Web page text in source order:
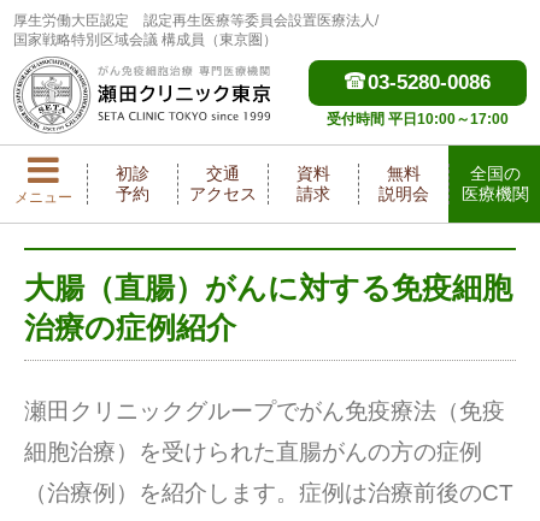
厚生労働大臣認定
認定再生医療等委員会設置医療法人/
国家戦略特別区域会議 構成員（東京圏）
03-5280-0086
受付時間 平日10:00～17:00
メニュー
初診
予約
交通
アクセス
資料
請求
無料
説明会
全国の
医療機関
大腸（直腸）がんに対する免疫細胞
治療の症例紹介
瀬田クリニックグループでがん免疫療法（免疫
細胞治療）を受けられた直腸がんの方の症例
（治療例）を紹介します。症例は治療前後のCT